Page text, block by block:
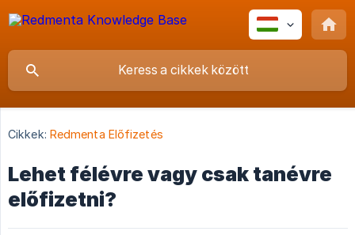
Cikkek: Redmenta Előfizetés
Lehet félévre vagy csak tanévre
előfizetni?